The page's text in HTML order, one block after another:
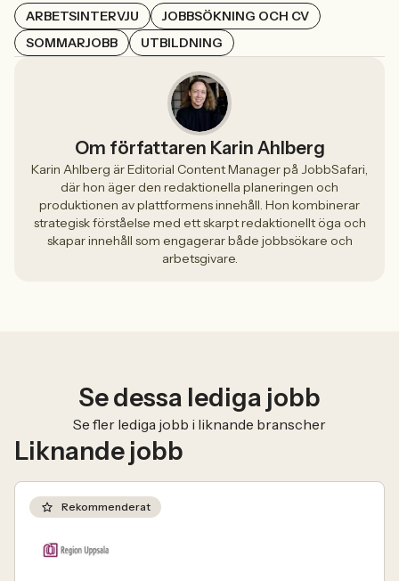
ARBETSINTERVJU
JOBBSÖKNING OCH CV
SOMMARJOBB
UTBILDNING
Om författaren Karin Ahlberg
Karin Ahlberg är Editorial Content Manager på JobbSafari,
där hon äger den redaktionella planeringen och
produktionen av plattformens innehåll. Hon kombinerar
strategisk förståelse med ett skarpt redaktionellt öga och
skapar innehåll som engagerar både jobbsökare och
arbetsgivare.
Se dessa lediga jobb
Se fler lediga jobb i liknande branscher
Liknande jobb
Rekommenderat